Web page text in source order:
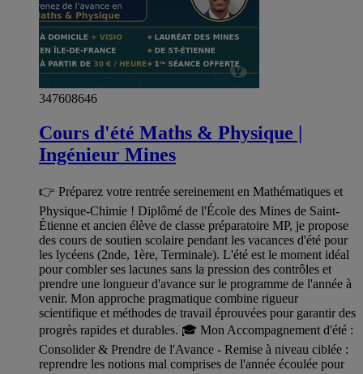
347608646
Cours d'été Maths & Physique |
Ingénieur Mines
👉 Préparez votre rentrée sereinement en Mathématiques et
Physique-Chimie ! Diplômé de l'École des Mines de Saint-
Étienne et ancien élève de classe préparatoire MP, je propose
des cours de soutien scolaire pendant les vacances d'été pour
les lycéens (2nde, 1ère, Terminale). L'été est le moment idéal
pour combler ses lacunes sans la pression des contrôles et
prendre une longueur d'avance sur le programme de l'année à
venir. Mon approche pragmatique combine rigueur
scientifique et méthodes de travail éprouvées pour garantir des
progrès rapides et durables. 🎓 Mon Accompagnement d'été :
Consolider & Prendre de l'Avance - Remise à niveau ciblée :
reprendre les notions mal comprises de l'année écoulée pour